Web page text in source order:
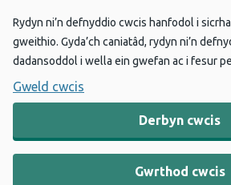
Rydyn ni’n defnyddio cwcis hanfodol i
gweithio. Gyda’ch caniatâd, rydyn ni’n
dadansoddol i wella ein gwefan ac i fesur
Gweld cwcis
Derbyn cwcis
Gwrthod cwcis